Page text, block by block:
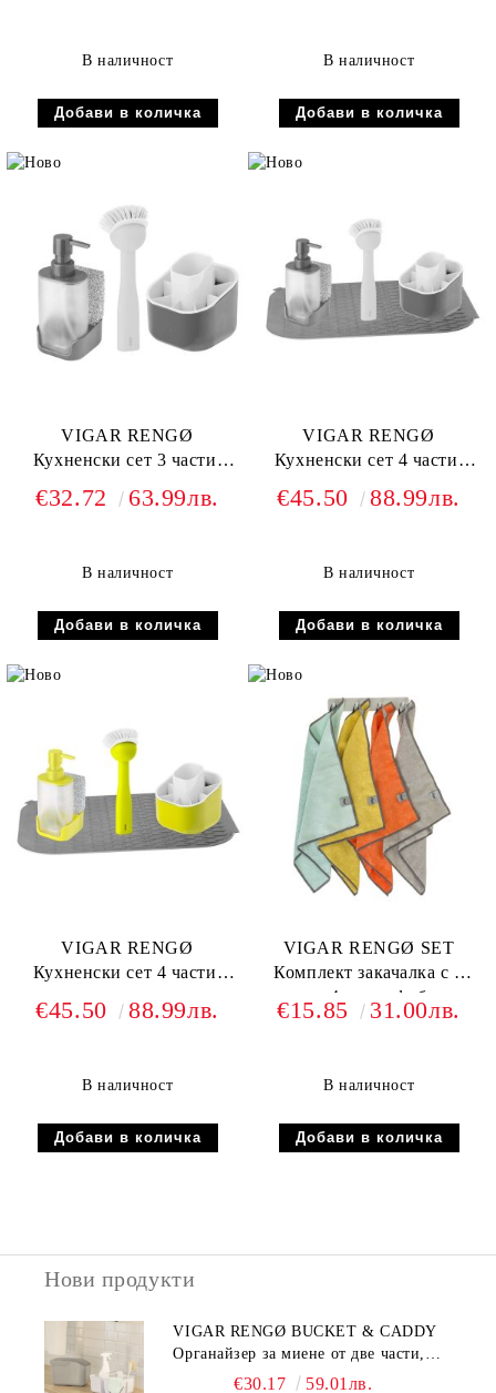
В наличност В наличност
VIGAR RENGØ
Кухненски сет 3 части,
€32.72 63.99лв.
В наличност
VIGAR RENGØ
Кухненски сет 4 части,
€45.50 88.99лв.
В наличност
VIGAR RENGØ
Кухненски сет 4 части,
€45.50 88.99лв.
В наличност
VIGAR RENGØ SET
Комплект закачалка с 4
куки и 4 микрофибърни
кърпи, цветни
€15.85 31.00лв.
В наличност
Нови продукти
VIGAR RENGØ BUCKET & CADDY
Органайзер за миене от две части,
€30.17 59.01лв.